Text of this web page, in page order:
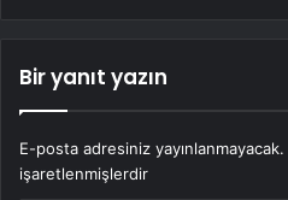
Bir yanıt yazın
E-posta adresiniz yayınlanmayacak.
işaretlenmişlerdir